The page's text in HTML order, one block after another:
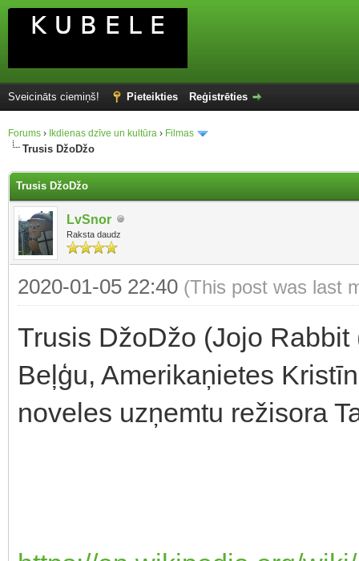
Sveicināts ciemiņš! Pieteikties Reģistrēties
Forums › Ikdienas dzīve un kultūra › Filmas
Trusis DžoDžo
Trusis DžoDžo
LvSnor
Raksta daudz
2020-01-05 22:40 (This post was last
Trusis DžoDžo (Jojo
Beļģu, Amerikaņietes
noveles uzņemtu režisora